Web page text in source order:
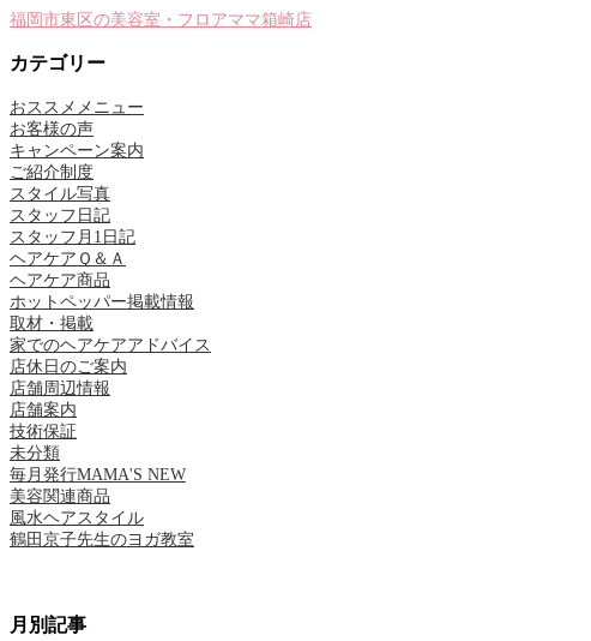
福岡市東区の美容室・フロアママ箱崎店
カテゴリー
おススメメニュー
お客様の声
キャンペーン案内
ご紹介制度
スタイル写真
スタッフ日記
スタッフ月1日記
ヘアケアＱ＆Ａ
ヘアケア商品
ホットペッパー掲載情報
取材・掲載
家でのヘアケアアドバイス
店休日のご案内
店舗周辺情報
店舗案内
技術保証
未分類
毎月発行MAMA'S NEW
美容関連商品
風水ヘアスタイル
鶴田京子先生のヨガ教室
月別記事